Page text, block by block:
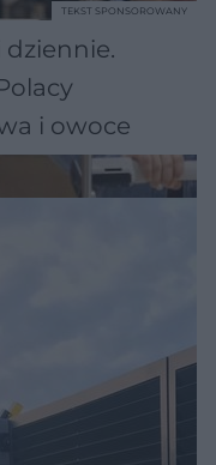
i owoce
TEKST SPONSOROWANY